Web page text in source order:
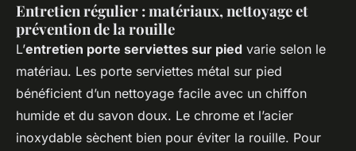
Entretien régulier : matériaux, nettoyage et
prévention de la rouille
L’entretien porte serviettes sur pied varie selon le
matériau. Les porte serviettes métal sur pied
bénéficient d’un nettoyage facile avec un chiffon
humide et du savon doux. Le chrome et l’acier
inoxydable sèchent bien pour éviter la rouille. Pour